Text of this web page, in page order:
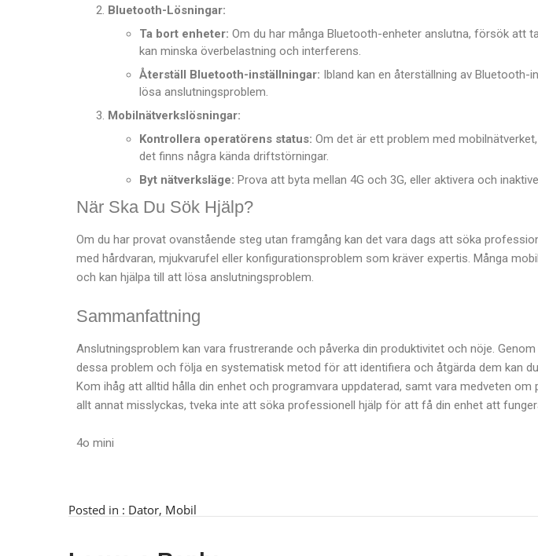
Bluetooth-Lösningar:
Ta bort enheter: Om du har många Bluetooth-enheter anslutna, försök att
kan minska överbelastning och interferens.
Återställ Bluetooth-inställningar: Ibland kan en återställning av Bluetooth-
lösa anslutningsproblem.
Mobilnätverkslösningar:
Kontrollera operatörens status: Om det är ett problem med
det finns några kända driftstörningar.
Byt nätverksläge: Prova att byta mellan 4G och 3G, eller aktivera och
När Ska Du Sök Hjälp?
Om du har provat ovanstående steg utan framgång kan det vara dags att söka
med hårdvaran, mjukvarufel eller konfigurationsproblem som kräver expertis. Många
och kan hjälpa till att lösa anslutningsproblem.
Sammanfattning
Anslutningsproblem kan vara frustrerande och påverka din produktivitet och nöje.
dessa problem och följa en systematisk metod för att identifiera och åtgärda dem kan
Kom ihåg att alltid hålla din enhet och programvara uppdaterad, samt vara medveten
allt annat misslyckas, tveka inte att söka professionell hjälp för att få din enhet att
4o mini
Posted in : Dator, Mobil